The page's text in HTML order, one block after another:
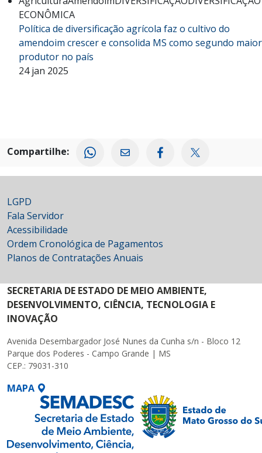
ECONÔMICA
Política de diversificação agrícola faz o cultivo do
amendoim crescer e consolida MS como segundo maior
produtor no país
24 jan 2025
Compartilhe:
LGPD
Fala Servidor
Acessibilidade
Ordem Cronológica de Pagamentos
Planos de Contratações Anuais
SECRETARIA DE ESTADO DE MEIO AMBIENTE,
DESENVOLVIMENTO, CIÊNCIA, TECNOLOGIA E
INOVAÇÃO
Avenida Desembargador José Nunes da Cunha s/n - Bloco 12
Parque dos Poderes - Campo Grande | MS
CEP.: 79031-310
MAPA